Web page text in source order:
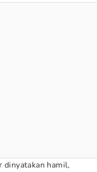
dinyatakan hamil,